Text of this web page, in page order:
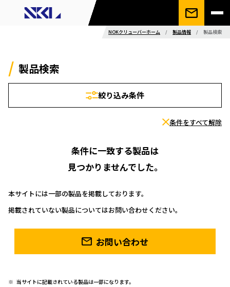
NOKクリューバーホーム / 製品情報 / 製品検索
製品検索
絞り込み条件
条件をすべて解除
条件に一致する製品は
見つかりませんでした。
本サイトには一部の製品を掲載しております。
掲載されていない製品についてはお問い合わせください。
お問い合わせ
当サイトに記載されている製品は一部になります。